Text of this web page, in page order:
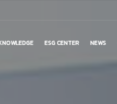
ESG CENTER NEWS